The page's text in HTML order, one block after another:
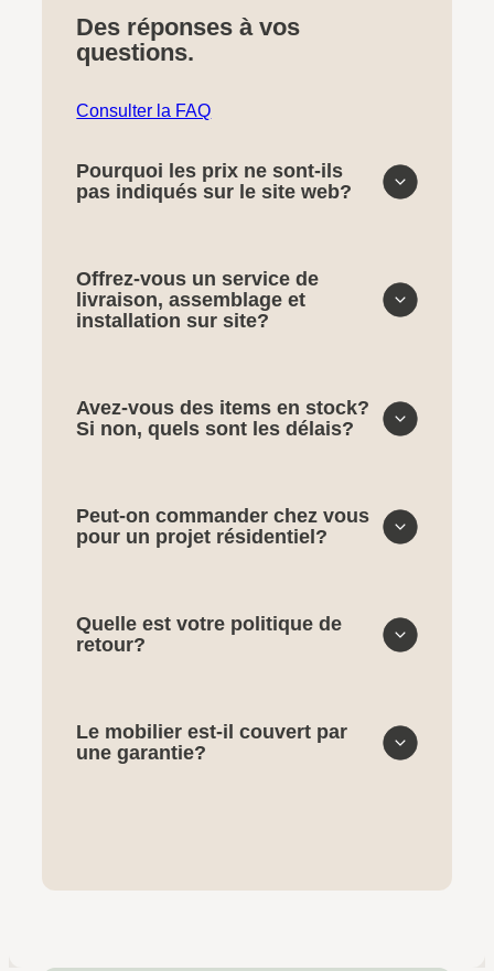
Des réponses à vos
questions.
Consulter la FAQ
Pourquoi les prix ne sont-ils
pas indiqués sur le site web?
Offrez-vous un service de
livraison, assemblage et
installation sur site?
Avez-vous des items en stock?
Si non, quels sont les délais?
Peut-on commander chez vous
pour un projet résidentiel?
Quelle est votre politique de
retour?
Le mobilier est-il couvert par
une garantie?